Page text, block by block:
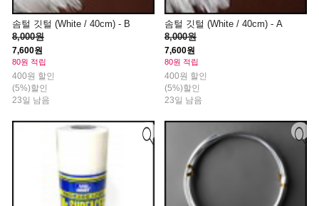
솜털 깃털 (White / 40cm) - B
8,000원
7,600원
80원 적립
400원 할인
(5%)할인
23일 남음
솜털 깃털 (White / 40cm) - A
8,000원
7,600원
80원 적립
400원 할인
(5%)할인
23일 남음